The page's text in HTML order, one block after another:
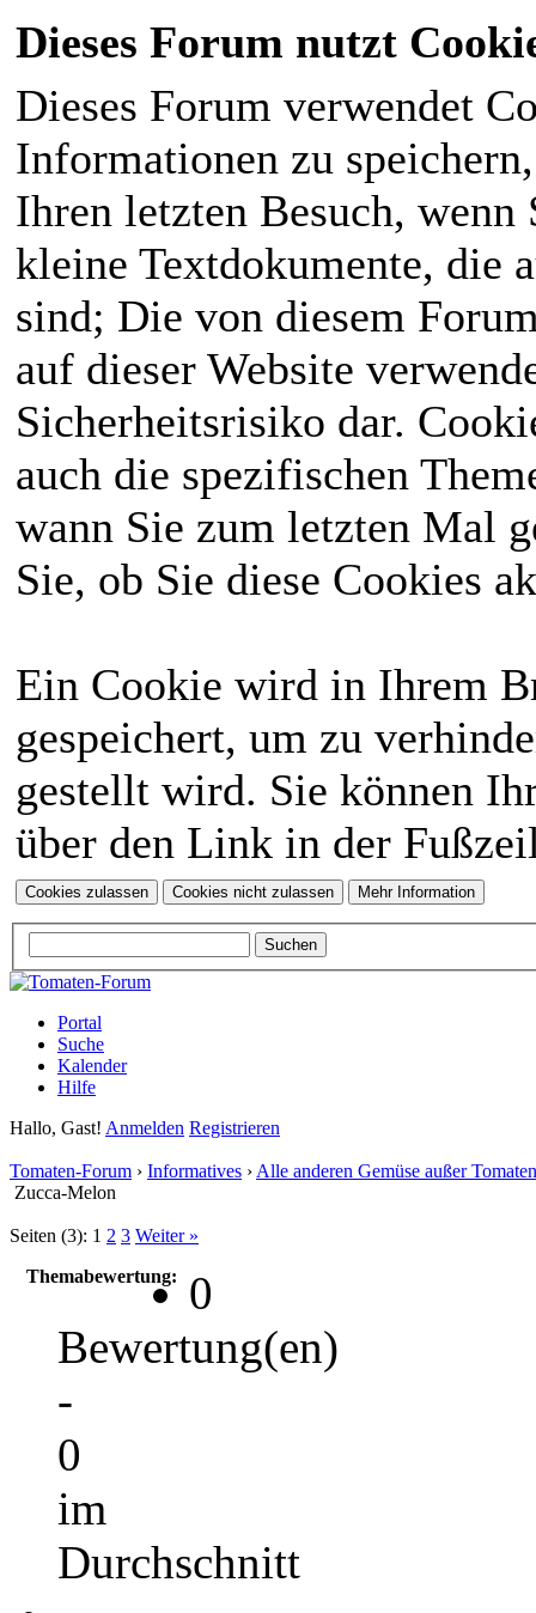
Dieses Forum nutzt
Dieses Forum verwendet
Informationen zu
Ihren letzten Besuch,
kleine Textdokumente, die
sind; Die von diesem
auf dieser Website
Sicherheitsrisiko dar.
auch die spezifischen
wann Sie zum letzten Mal
Sie, ob Sie diese Cookies
Ein Cookie wird in Ihrem
gespeichert, um zu
gestellt wird. Sie können
über den Link in der
Portal
Suche
Kalender
Hilfe
Hallo, Gast! Anmelden Registrieren
Tomaten-Forum › Informatives › Alle anderen Gemüse außer Tomaten
Zucca-Melon
Seiten (3): 1 2 3 Weiter »
Themabewertung:
0
Bewertung(en)
-
0
im
Durchschnitt